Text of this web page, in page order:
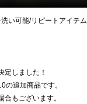
い可能/リピートアイテム
定しました！
追加商品です。
もございます。